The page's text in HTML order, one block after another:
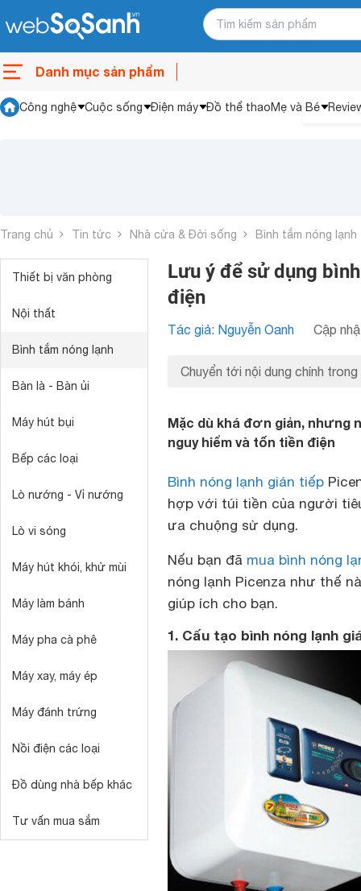
Danh mục sản phẩm
Công nghệ Cuộc sống Điện máy Đồ thể thaoMẹ và Bé
Trang chủ Tin tức Nhà cửa & Đời sống Bình tắm nóng lạnh
Thiết bị văn phòng
Nội thất
Bình tắm nóng lạnh
Bàn là - Bàn ủi
Máy hút bụi
Bếp các loại
Lò nướng - Vỉ nướng
Lò vi sóng
Máy hút khói, khử mùi
Máy làm bánh
Máy pha cà phê
Máy xay, máy ép
Máy đánh trứng
Nồi điện các loại
Đồ dùng nhà bếp khác
Tư vấn mua sắm
Lưu ý để sử dụng
điện
Tác giả: Nguyễn Oanh Cập
Chuyển tới nội dung chính trong
Mặc dù khá đơn giản, nhưng
nguy hiểm và tốn tiền điện
Bình nóng lạnh gián tiếp
hợp với túi tiền của người
ưa chuộng sử dụng.
Nếu bạn đã mua bình nóng
nóng lạnh Picenza như thế
giúp ích cho bạn.
1. Cấu tạo bình nóng lạnh